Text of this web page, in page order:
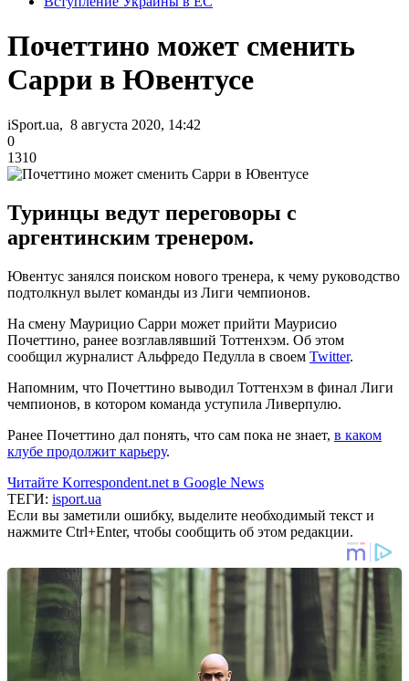
Почеттино может сменить
Сарри в Ювентусе
iSport.ua, 8 августа 2020, 14:42
0
1310
Туринцы ведут переговоры с
аргентинским тренером.
Ювентус занялся поиском нового тренера, к чему руководство
подтолкнул вылет команды из Лиги чемпионов.
На смену Маурицио Сарри может прийти Маурисио
Почеттино, ранее возглавлявший Тоттенхэм. Об этом
сообщил журналист Альфредо Педулла в своем Twitter.
Напомним, что Почеттино выводил Тоттенхэм в финал Лиги
чемпионов, в котором команда уступила Ливерпулю.
Ранее Почеттино дал понять, что сам пока не знает, в каком
клубе продолжит карьеру.
Читайте Korrespondent.net в Google News
ТЕГИ: isport.ua
Если вы заметили ошибку, выделите необходимый текст и
нажмите Ctrl+Enter, чтобы сообщить об этом редакции.